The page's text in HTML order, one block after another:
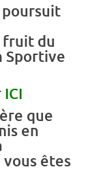
poursuit
fruit du
Sportive
ICI
que
en
êtes